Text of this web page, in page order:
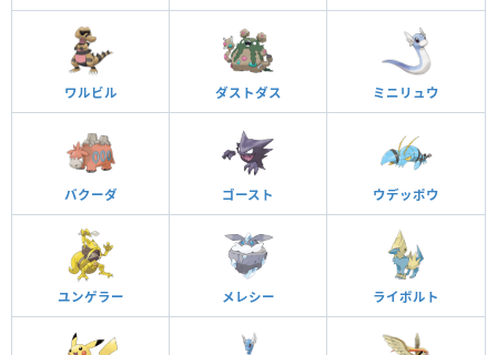
ワルビル ダストダス ミニリュウ
バクーダ ゴースト ウデッポウ
ユンゲラー メレシー ライボルト